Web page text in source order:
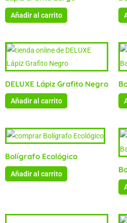
Añadir al carrito
DELUXE Lápiz Grafito Negro
Añadir al carrito
Bolígrafo Ecológico
Añadir al carrito